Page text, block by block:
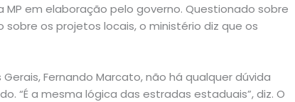
em elaboração pelo governo. Questionado sobre
os projetos locais, o ministério diz que os
Fernando Marcato, não há qualquer dúvida
“É a mesma lógica das estradas estaduais”, diz. O